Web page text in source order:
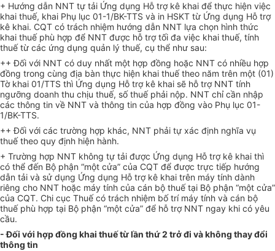
+ Hướng dẫn NNT tự tải Ứng dụng Hỗ trợ kê khai để thực hiện việc
khai thuế, khai Phụ lục 01-1/BK-TTS và in HSKT từ Ứng dụng Hỗ trợ
kê khai. CQT có trách nhiệm hướng dẫn NNT lựa chọn hình thức
khai thuế phù hợp để NNT được hỗ trợ tối đa việc khai thuế, tính
thuế từ các ứng dụng quản lý thuế, cụ thể như sau:
++ Đối với NNT có duy nhất một hợp đồng hoặc NNT có nhiều hợp
đồng trong cùng địa bàn thực hiện khai thuế theo năm trên một (01)
Tờ khai 01/TTS thì Ứng dụng Hỗ trợ kê khai sẽ hỗ trợ NNT tính
ngưỡng doanh thu chịu thuế, số thuế phải nộp. NNT chỉ cần nhập
các thông tin về NNT và thông tin của hợp đồng vào Phụ lục 01-
1/BK-TTS.
++ Đối với các trường hợp khác, NNT phải tự xác định nghĩa vụ
thuế theo quy định hiện hành.
+ Trường hợp NNT không tự tải được Ứng dụng Hỗ trợ kê khai thì
có thể đến Bộ phận “một cửa” của CQT để được trực tiếp hướng
dẫn tải và sử dụng Ứng dụng Hỗ trợ kê khai trên máy tính dành
riêng cho NNT hoặc máy tính của cán bộ thuế tại Bộ phận “một cửa”
của CQT. Chi cục Thuế có trách nhiệm bố trí máy tính và cán bộ
thuế phù hợp tại Bộ phận “một cửa” để hỗ trợ NNT ngay khi có yêu
cầu.
- Đối với hợp đồng khai thuế từ lần thứ 2 trở đi và không thay đổi
thông tin